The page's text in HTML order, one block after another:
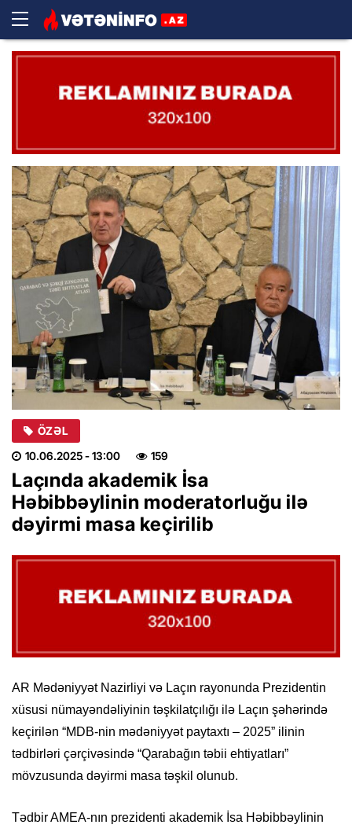
ÖZƏL
10.06.2025- 13:00 159
Laçında akademik İsa
Həbibbəylinin moderatorluğu ilə
dəyirmi masa keçirilib
AR Mədəniyyət Nazirliyi və Laçın rayonunda Prezidentin
xüsusi nümayəndəliyinin təşkilatçılığı ilə Laçın şəhərində
keçirilən “MDB-nin mədəniyyət paytaxtı – 2025” ilinin
tədbirləri çərçivəsində “Qarabağın təbii ehtiyatları”
mövzusunda dəyirmi masa təşkil olunub.
Tədbir AMEA-nın prezidenti akademik İsa Həbibbəylinin